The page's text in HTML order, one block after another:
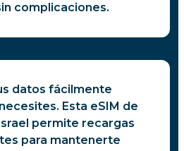
complicaciones.
datos fácilmente
Esta eSIM de
permite recargas
para mantenerte